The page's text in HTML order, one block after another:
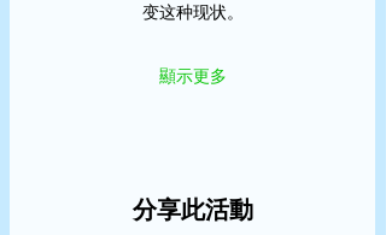
变这种现状。
顯示更多
分享此活動